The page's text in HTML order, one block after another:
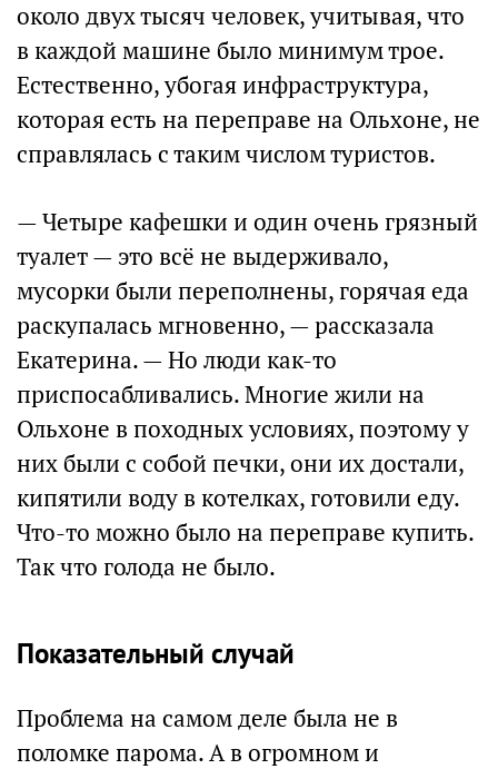
около двух тысяч человек, учитывая, что
в каждой машине было минимум трое.
Естественно, убогая инфраструктура,
которая есть на переправе на Ольхоне, не
справлялась с таким числом туристов.
— Четыре кафешки и один очень грязный
туалет — это всё не выдерживало,
мусорки были переполнены, горячая еда
раскупалась мгновенно, — рассказала
Екатерина. — Но люди как-то
приспосабливались. Многие жили на
Ольхоне в походных условиях, поэтому у
них были с собой печки, они их достали,
кипятили воду в котелках, готовили еду.
Что-то можно было на переправе купить.
Так что голода не было.
Показательный случай
Проблема на самом деле была не в
поломке парома. А в огромном и